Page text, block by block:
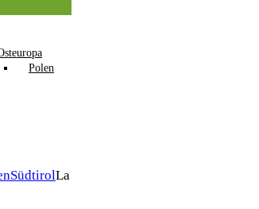
Polen
SüdtirolLa